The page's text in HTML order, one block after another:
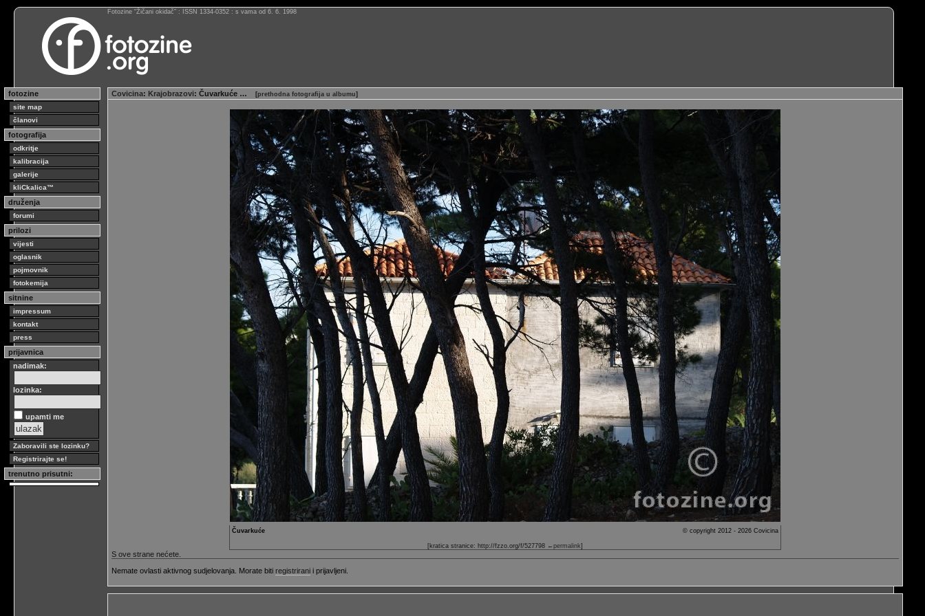
Fotozine “Žičani okidač” : ISSN 1334-0352 : s vama od 6. 6. 1998
fotozine
site map
članovi
fotografija
odkritje
kalibracija
galerije
kliCkalica™
druženja
forumi
prilozi
vijesti
oglasnik
pojmovnik
fotokemija
sitnine
impressum
kontakt
press
prijavnica
nadimak:
lozinka:
upamti me
Zaboravili ste lozinku?
Registrirajte se!
trenutno prisutni:
Covicina: Krajobrazovi: Čuvarkuće … [prethodna fotografija u albumu]
© copyright 2012 - 2026 Covicina
Čuvarkuće
[kratica stranice: http://fzzo.org/f/527798 ←permalink]
S ove strane nećete.
Nemate ovlasti aktivnog sudjelovanja. Morate biti registrirani i prijavljeni.